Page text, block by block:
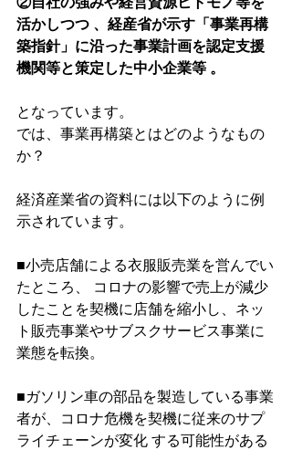
活かしつつ 、経産省が示す「事業再構
築指針」に沿った事業計画を認定支援
機関等と策定した中小企業等 。
となっています。
では、事業再構築とはどのようなもの
か？
経済産業省の資料には以下のように例
示されています。
■小売店舗による衣服販売業を営んでい
たところ、 コロナの影響で売上が減少
したことを契機に店舗を縮小し、ネッ
ト販売事業やサブスクサービス事業に
業態を転換。
■ガソリン車の部品を製造している事業
者が、コロナ危機を契機に従来のサプ
ライチェーンが変化 する可能性がある